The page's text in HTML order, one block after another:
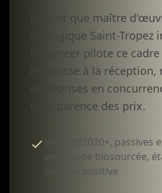
En tant que maître
écologique Saint-Tropez
Progineer pilote ce
l'esquisse à la réception,
entreprises en
transparence des prix.
Villas RE2020+, passives
enveloppe biosourcée,
énergie positive